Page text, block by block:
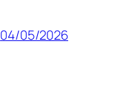
04/05/2026